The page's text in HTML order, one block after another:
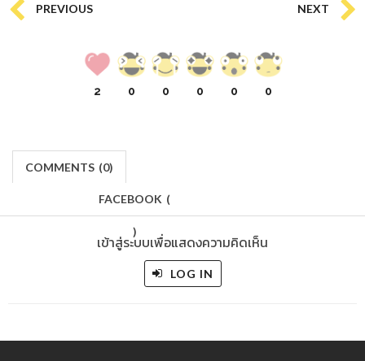
PREVIOUS NEXT
2 0 0 0 0 0
COMMENTS (0)
FACEBOOK (
)
เข้าสู่ระบบเพื่อแสดงความคิดเห็น
LOG IN